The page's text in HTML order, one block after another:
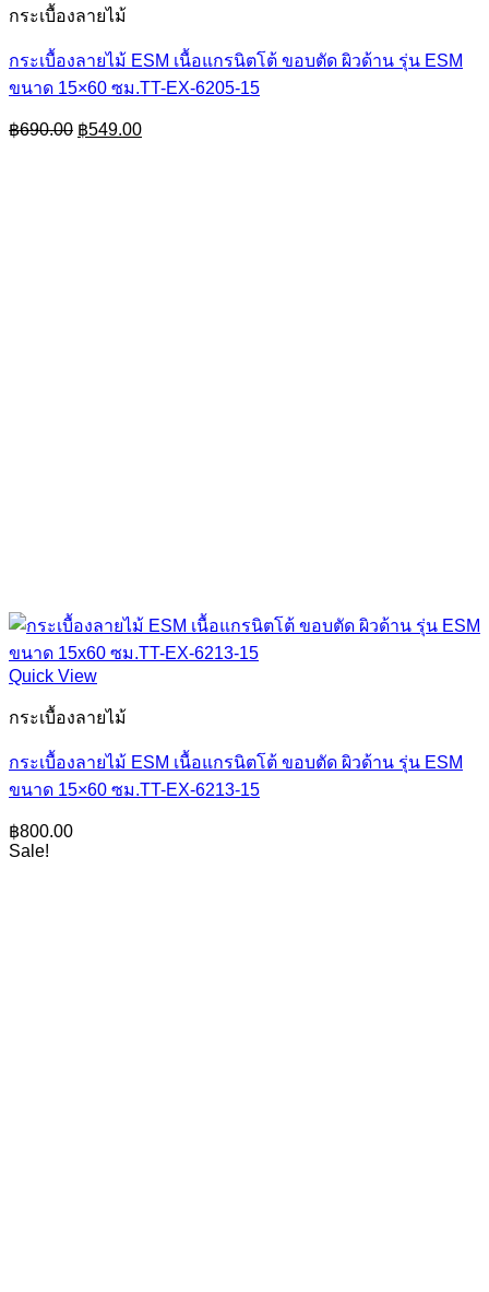
กระเบื้องลายไม้
กระเบื้องลายไม้ ESM เนื้อแกรนิตโต้ ขอบตัด ผิวด้าน รุ่น ESM
ขนาด 15×60 ซม.TT-EX-6205-15
฿690.00 Original
฿549.00Current
Quick View
กระเบื้องลายไม้
กระเบื้องลายไม้ ESM เนื้อแกรนิตโต้ ขอบตัด ผิวด้าน รุ่น ESM
ขนาด 15×60 ซม.TT-EX-6213-15
฿800.00
Sale!